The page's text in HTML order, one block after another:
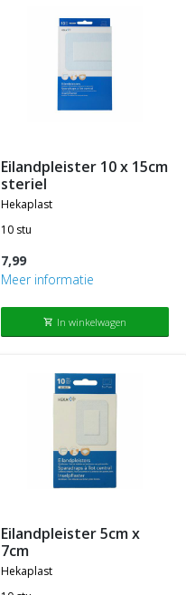
eilandpleister 10 x 15cm
steriel
hekaplast
10 stu
7,99
Meer informatie
shopping_cart In winkelwagen
eilandpleister 5cm x
7cm
hekaplast